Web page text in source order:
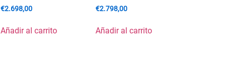
€2.698,00
Añadir al carrito
€2.798,00
Añadir al carrito